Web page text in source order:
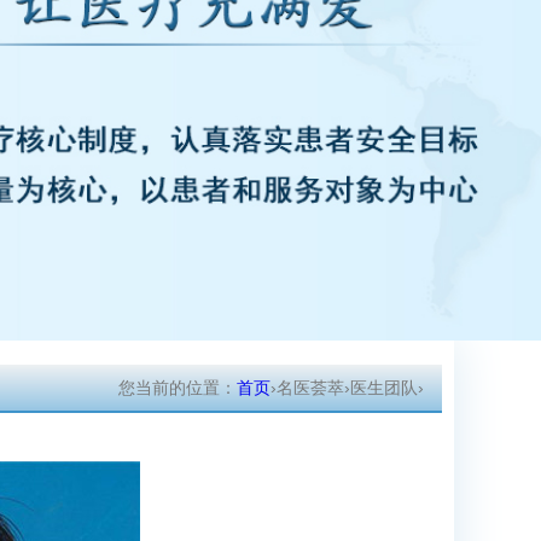
您当前的位置： 首页›名医荟萃›医生团队›